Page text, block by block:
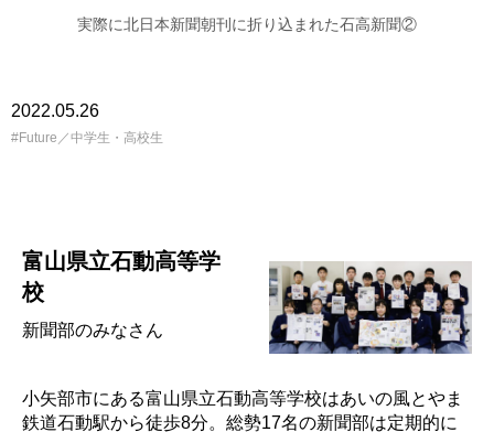
実際に北日本新聞朝刊に折り込まれた石高新聞②
2022.05.26
Future／中学生・高校生
富山県立石動高等学
校
新聞部のみなさん
小矢部市にある富山県立石動高等学校はあいの風とやま
鉄道石動駅から徒歩8分。総勢17名の新聞部は定期的に